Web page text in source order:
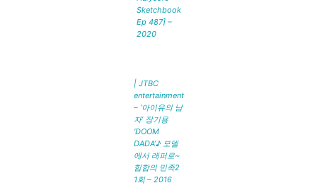
Sketchbook
Ep 487] –
2020
| JTBC
entertainment
– ‘아이유의 남
자’ 장기용
‘DOOM
DADA’♪ 모델
에서 래퍼로~
힙합의 민족2
1회 – 2016